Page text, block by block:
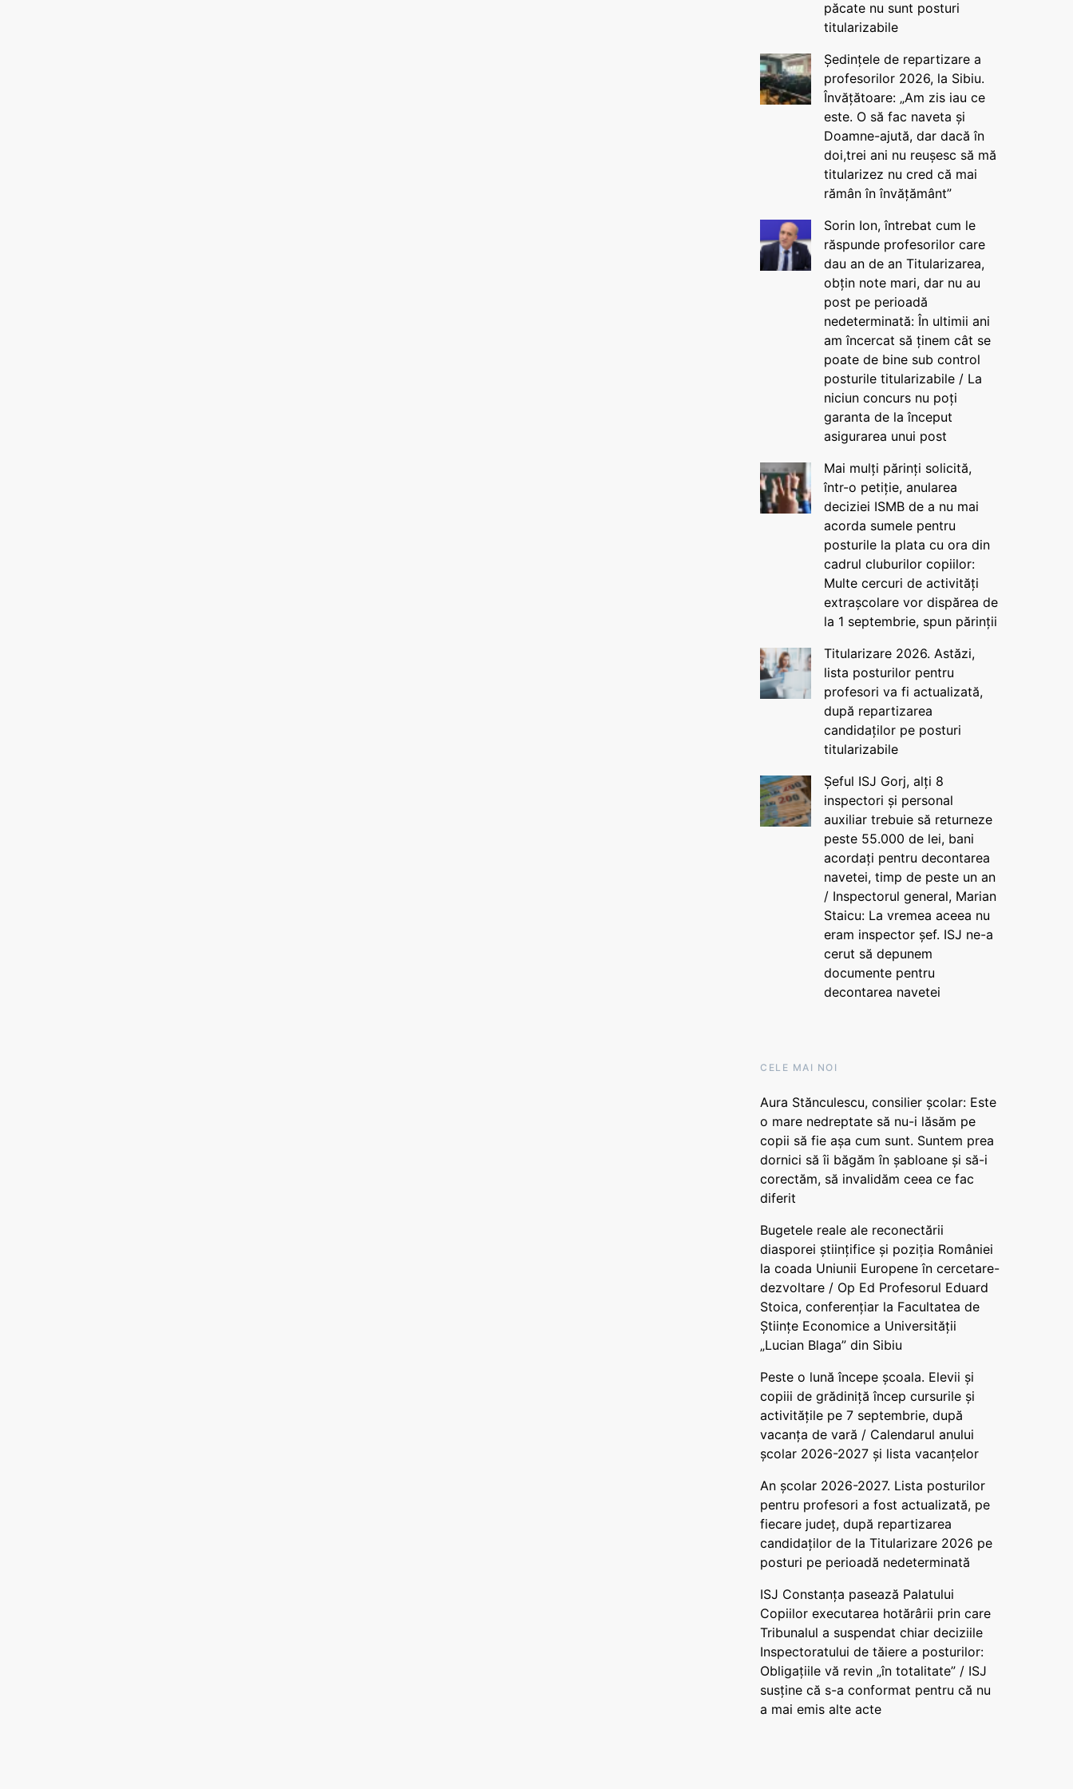
păcate nu sunt posturi
titularizabile
Ședințele de repartizare a
profesorilor 2026, la Sibiu.
Învățătoare: „Am zis iau ce
este. O să fac naveta și
Doamne-ajută, dar dacă în
doi,trei ani nu reușesc să mă
titularizez nu cred că mai
rămân în învățământ”
Sorin Ion, întrebat cum le
răspunde profesorilor care
dau an de an Titularizarea,
obțin note mari, dar nu au
post pe perioadă
nedeterminată: În ultimii ani
am încercat să ținem cât se
poate de bine sub control
posturile titularizabile / La
niciun concurs nu poți
garanta de la început
asigurarea unui post
Mai mulți părinți solicită,
într-o petiție, anularea
deciziei ISMB de a nu mai
acorda sumele pentru
posturile la plata cu ora din
cadrul cluburilor copiilor:
Multe cercuri de activități
extrașcolare vor dispărea de
la 1 septembrie, spun părinții
Titularizare 2026. Astăzi,
lista posturilor pentru
profesori va fi actualizată,
după repartizarea
candidaților pe posturi
titularizabile
Șeful ISJ Gorj, alți 8
inspectori și personal
auxiliar trebuie să returneze
peste 55.000 de lei, bani
acordați pentru decontarea
navetei, timp de peste un an
/ Inspectorul general, Marian
Staicu: La vremea aceea nu
eram inspector șef. ISJ ne-a
cerut să depunem
documente pentru
decontarea navetei
CELE MAI NOI
Aura Stănculescu, consilier școlar: Este
o mare nedreptate să nu-i lăsăm pe
copii să fie așa cum sunt. Suntem prea
dornici să îi băgăm în șabloane și să-i
corectăm, să invalidăm ceea ce fac
diferit
Bugetele reale ale reconectării
diasporei științifice și poziția României
la coada Uniunii Europene în cercetare-
dezvoltare / Op Ed Profesorul Eduard
Stoica, conferențiar la Facultatea de
Științe Economice a Universității
„Lucian Blaga” din Sibiu
Peste o lună începe școala. Elevii și
copiii de grădiniță încep cursurile și
activitățile pe 7 septembrie, după
vacanța de vară / Calendarul anului
școlar 2026-2027 și lista vacanțelor
An școlar 2026-2027. Lista posturilor
pentru profesori a fost actualizată, pe
fiecare județ, după repartizarea
candidaților de la Titularizare 2026 pe
posturi pe perioadă nedeterminată
ISJ Constanța pasează Palatului
Copiilor executarea hotărârii prin care
Tribunalul a suspendat chiar deciziile
Inspectoratului de tăiere a posturilor:
Obligațiile vă revin „în totalitate” / ISJ
susține că s-a conformat pentru că nu
a mai emis alte acte